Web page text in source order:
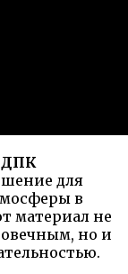
ДПК
для
в
материал не
но и